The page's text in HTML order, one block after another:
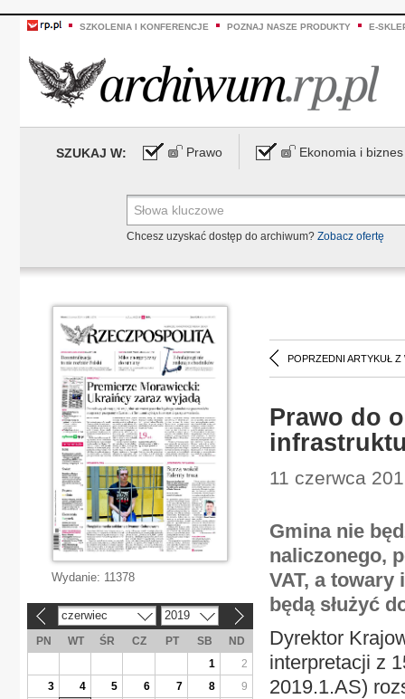
SZKOLENIA I KONFERENCJE POZNAJ NASZE PRODUKTY E-
SZUKAJ W: Prawo Ekonomia i biznes
Chcesz uzyskać dostęp do archiwum? Zobacz ofertę
POPRZEDNI ARTYKUŁ Z
Prawo do
11 czerwca
Gmina nie
naliczonego,
VAT, a
będą służyć
Dyrektor
interpretacji z
2019.1.AS)
Wydanie: 11378
czerwiec 2019
PN WT ŚR CZ PT SB
ND
1
2
3
4 5 6 7 8
9